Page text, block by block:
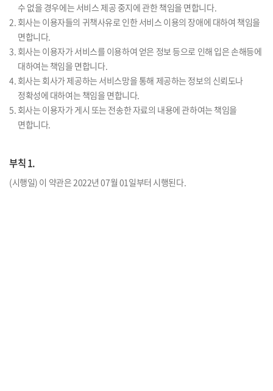
수 없을 경우에는 서비스 제공 중지에 관한 책임을 면합니다.
2. 회사는 이용자들의 귀책사유로 인한 서비스 이용의 장애에 대하여 책임을
면합니다.
3. 회사는 이용자가 서비스를 이용하여 얻은 정보 등으로 인해 입은 손해등에
대하여는 책임을 면합니다.
4. 회사는 회사가 제공하는 서비스망을 통해 제공하는 정보의 신뢰도나
정확성에 대하여는 책임을 면합니다.
5. 회사는 이용자가 게시 또는 전송한 자료의 내용에 관하여는 책임을
면합니다.
부칙 1.
(시행일) 이 약관은 2022년 07월 01일부터 시행된다.